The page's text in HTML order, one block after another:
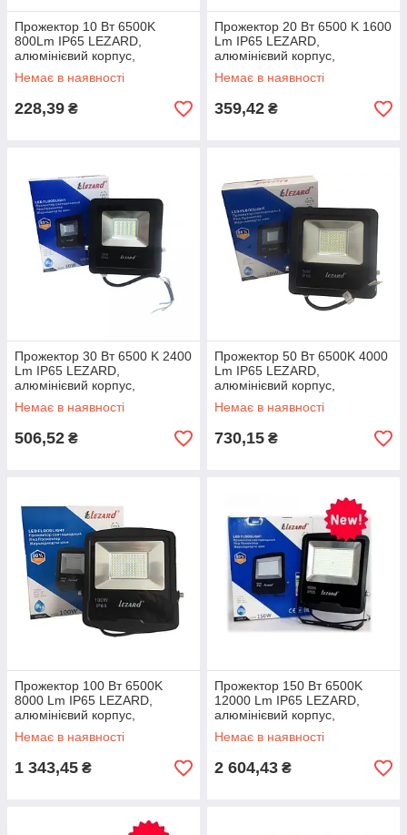
Прожектор 10 Вт 6500K
800Lm IP65 LEZARD,
алюмінієвий корпус,
світлодіодний, PAL6510
Лезард, світильник вуличний
Немає в наявності
228,39 ₴
Прожектор 20 Вт 6500 K 1600
Lm IP65 LEZARD,
алюмінієвий корпус,
світлодіодний, PAL6520
Лезард, світильник вуличний
Немає в наявності
359,42 ₴
Прожектор 30 Вт 6500 K 2400
Lm IP65 LEZARD,
алюмінієвий корпус,
світлодіодний, PAL6530
Лезард, світильник вуличний
Немає в наявності
506,52 ₴
Прожектор 50 Вт 6500K 4000
Lm IP65 LEZARD,
алюмінієвий корпус,
світлодіодний, PAL6550
Лезард, світильник вуличний
Немає в наявності
730,15 ₴
Прожектор 100 Вт 6500K
8000 Lm IP65 LEZARD,
алюмінієвий корпус,
світлодіодний, PAL65100
Лезард, вуличний
Немає в наявності
1 343,45 ₴
Прожектор 150 Вт 6500K
12000 Lm IP65 LEZARD,
алюмінієвий корпус,
світлодіодний, PAL65150
Лезард, вуличний
Немає в наявності
2 604,43 ₴